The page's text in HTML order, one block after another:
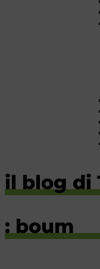
il blog di
: boum